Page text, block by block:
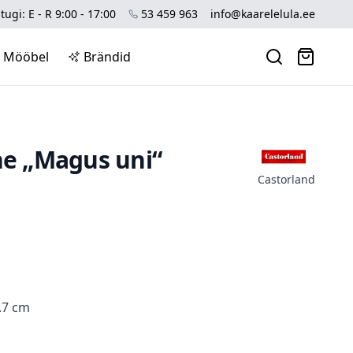
E - R 9:00 - 17:00 53 459 963 info@kaarelelula.ee
Mööbel Brändid
„Magus uni“
Castorland
cm